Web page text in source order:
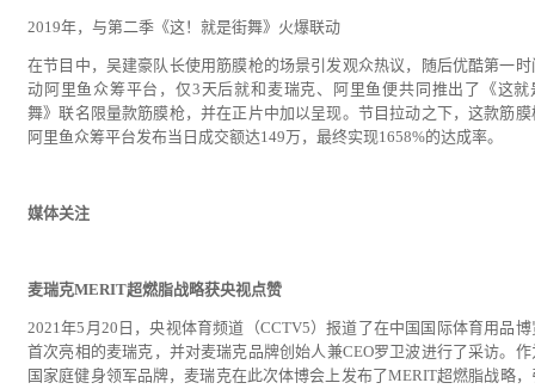
2019年，与第二季《这！就是街舞》火爆联动
在节目中，吴建豪队长使用筋膜枪的场景引发观众热议，随后优酷第一时
动阿里鱼众筹平台，仅3天后就和麦瑞克、阿里鱼便共同推出了《这就
舞》联名限量款筋膜枪，并在正片中加以呈现。节目拉动之下，这款筋膜
阿里鱼众筹平台发布当日成交额达149万，最终实现1658%的达成率。
媒体关注
麦瑞克MERIT超燃脂战略获央视点赞
2021年5月20日，央视体育频道（CCTV5）报道了在中国国际体育用品博
首次亮相的麦瑞克，并对麦瑞克品牌创始人兼CEO罗卫波进行了采访。作
国家庭健身领军品牌，麦瑞克在此次体博会上发布了MERIT超燃脂战略，